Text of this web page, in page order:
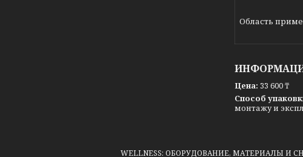
Область
Цена: 33 600 ₸
Способ
монтажу и